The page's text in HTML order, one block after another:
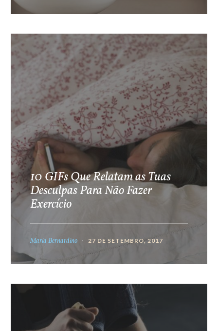
10 GIFs Que Relatam as Tuas
Desculpas Para Não Fazer
Exercício
Maria Bernardino 27 DE SETEMBRO, 2017